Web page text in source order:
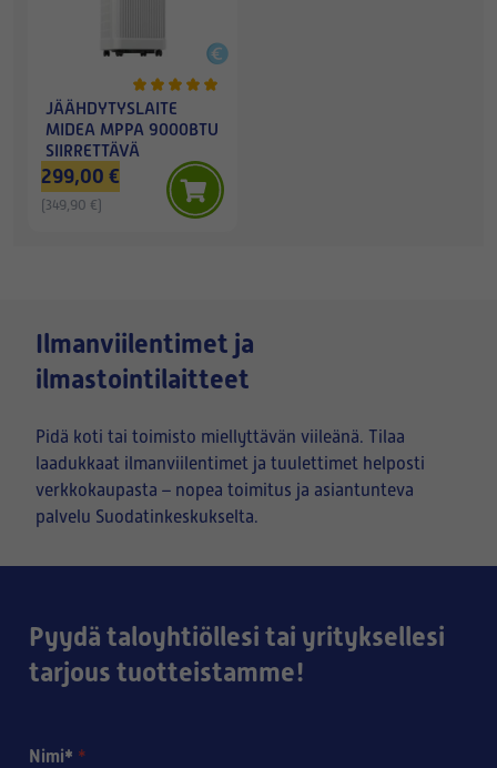
JÄÄHDYTYSLAITE
MIDEA MPPA 9000BTU
SIIRRETTÄVÄ
299,00 €
(349,90 €)
Ilmanviilentimet ja
ilmastointilaitteet
Pidä koti tai toimisto miellyttävän viileänä. Tilaa
laadukkaat ilmanviilentimet ja tuulettimet helposti
verkkokaupasta – nopea toimitus ja asiantunteva
palvelu Suodatinkeskukselta.
Pyydä taloyhtiöllesi tai yrityksellesi
tarjous tuotteistamme!
Nimi* *